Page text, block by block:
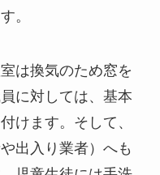
。
は換気のため窓を
に対しては、基本
けます。そして、
出入り業者）へも